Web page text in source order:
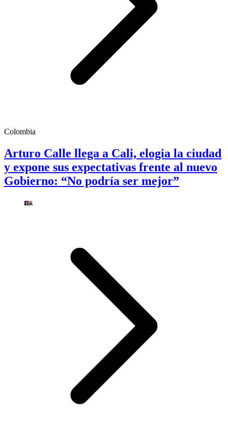
Colombia
Arturo Calle llega a Cali, elogia la ciudad
y expone sus expectativas frente al nuevo
Gobierno: “No podría ser mejor”